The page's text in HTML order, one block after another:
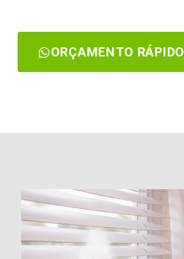
ORÇAMENTO RÁPIDO